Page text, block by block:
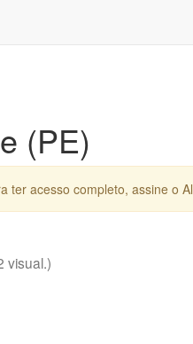
(PE)
ter acesso completo, assine o
visual.)